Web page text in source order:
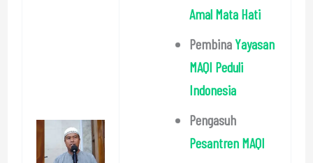
Amal Mata Hati
Pembina Yayasan
MAQI Peduli
Indonesia
Pengasuh
Pesantren MAQI